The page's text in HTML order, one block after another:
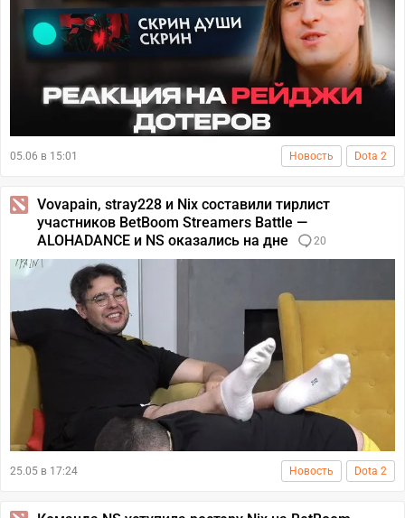
05.06 в 15:01 Новость Dota 2
Vovapain, stray228 и Nix составили тирлист
участников BetBoom Streamers Battle —
ALOHADANCE и NS оказались на дне
20
25.05 в 17:24 Новость Dota 2